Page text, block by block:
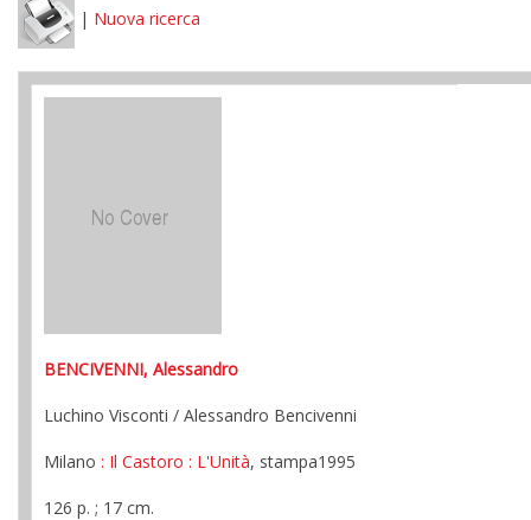
| Nuova ricerca
BENCIVENNI, Alessandro
Luchino Visconti / Alessandro Bencivenni
Milano : Il Castoro : L'Unità, stampa1995
126 p. ; 17 cm.